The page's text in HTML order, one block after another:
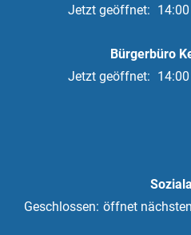
Klicken, um weitere
Jetzt geöffnet: 14:00
Bürgerbüro
Klicken, um weitere
Jetzt geöffnet: 14:00
Klicken, um weitere
Geschlossen: öffnet